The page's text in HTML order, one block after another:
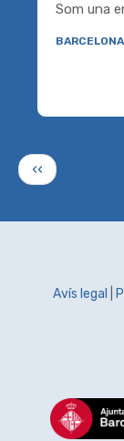
Som una
barcelona
Paginació
Pàgina
anterior
‹‹
Avís legal